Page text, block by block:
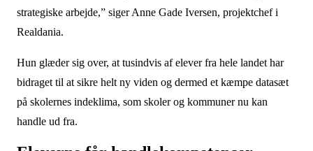
strategiske arbejde,” siger Anne Gade Iversen, projektchef i
Realdania.
Hun glæder sig over, at tusindvis af elever fra hele landet har
bidraget til at sikre helt ny viden og dermed et kæmpe datasæt
på skolernes indeklima, som skoler og kommuner nu kan
handle ud fra.